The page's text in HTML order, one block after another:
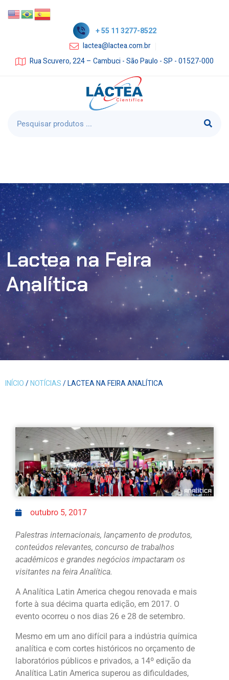
+ 55 11 3277-8522
lactea@lactea.com.br
Rua Scuvero, 224 – Cambuci - São Paulo - SP - 01527-000
Lactea na Feira
Analítica
INÍCIO/NOTÍCIAS/ LACTEA NA FEIRA ANALÍTICA
outubro 5, 2017
Palestras internacionais, lançamento de produtos,
conteúdos relevantes, concurso de trabalhos
acadêmicos e grandes negócios impactaram os
visitantes na feira Analítica.
A Analítica Latin America chegou renovada e mais
forte à sua décima quarta edição, em 2017. O
evento ocorreu o nos dias 26 e 28 de setembro.
Mesmo em um ano difícil para a indústria química
analítica e com cortes históricos no orçamento de
laboratórios públicos e privados, a 14º edição da
Analítica Latin America superou as dificuldades,